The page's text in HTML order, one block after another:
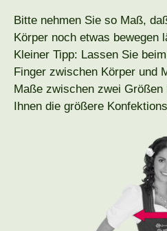
Bitte nehmen Sie so Maß,
Körper noch etwas bewegen
Kleiner Tipp: Lassen Sie
Finger zwischen Körper und
Maße zwischen zwei
Ihnen die größere